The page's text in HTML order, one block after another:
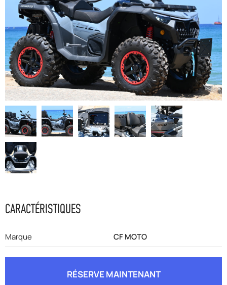
TOURS
BLOG
F.A.Q
CARACTÉRISTIQUES
Marque CF MOTO
RÉSERVE MAINTENANT